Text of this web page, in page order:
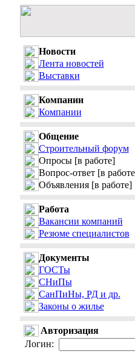
Новости
Лента новостей
Выставки
Компании
Компании
Общение
Строительный форум
Опросы [в работе]
Вопрос-ответ [в
Объявления [в работе]
Работа
Вакансии компаний
Резюме специалистов
Документы
ГОСТы
СНиПы
СанПиНы, РД и др.
Законы о жилье
Авторизация
Логин: